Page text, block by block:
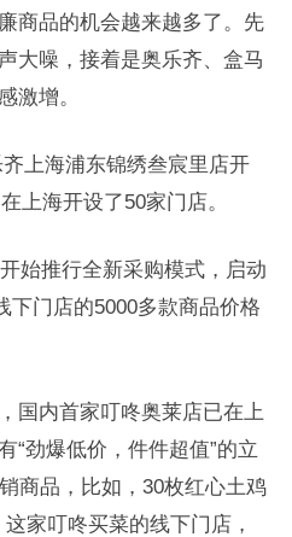
商品的机会越来越多了。先
大噪，接着是奥乐齐、盒马
激增。
上海浦东锦绣叁宸里店开
上海开设了50家门店。
始推行全新采购模式，启动
下门店的5000多款商品价格
国内首家叮咚奥莱店已在上
“劲爆低价，件件超值”的立
商品，比如，30枚红心土鸡
家叮咚买菜的线下门店，